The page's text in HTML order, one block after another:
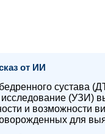
от ИИ
сустава
исследование (УЗИ)
и возможности
для